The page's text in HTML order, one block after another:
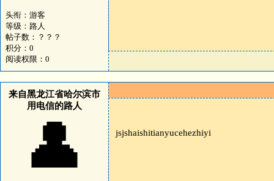
头衔：游客
等级：路人
帖子数：？？？
积分：0
阅读权限：0
来自黑龙江省哈尔滨市
用电信的路人
👤 jsjshaishitianyucehezhiyi